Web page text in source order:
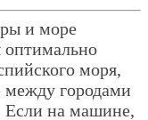
и море
моря,
между городами
Если на машине,